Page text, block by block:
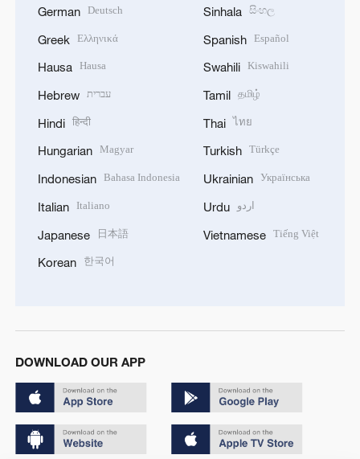
German Deutsch
Greek Ελληνικά
Hausa Hausa
Hebrew עברית
Hindi हिन्दी
Hungarian Magyar
Indonesian Bahasa Indonesia
Italian Italiano
Japanese 日本語
Korean 한국어
Sinhala සිංහල
Spanish Español
Swahili Kiswahili
Tamil தமிழ்
Thai ไทย
Turkish Türkçe
Ukrainian Українська
Urdu اردو
Vietnamese Tiếng Việt
DOWNLOAD OUR APP